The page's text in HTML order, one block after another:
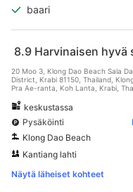
baari
8.9 Harvinaisen hyvä
20 Moo 3, Klong Dao Beach Sala
District, Krabi 81150, Thailand,
Pra Ae-ranta, Koh Lanta, Krabi,
keskustassa
Pysäköinti
Klong Dao Beach
Kantiang lahti
Näytä läheiset kohteet